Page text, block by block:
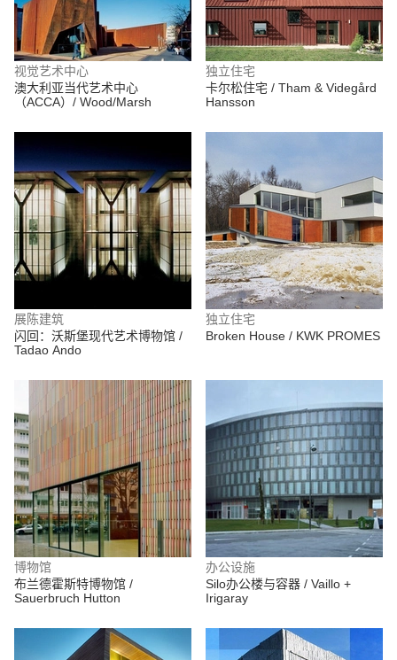
视觉艺术中心
澳大利亚当代艺术中心
（ACCA）/ Wood/Marsh
独立住宅
卡尔松住宅 / Tham & Videgård
Hansson
展陈建筑
闪回：沃斯堡现代艺术博物馆 /
Tadao Ando
独立住宅
Broken House / KWK PROMES
博物馆
布兰德霍斯特博物馆 /
Sauerbruch Hutton
办公设施
Silo办公楼与容器 / Vaillo +
Irigaray